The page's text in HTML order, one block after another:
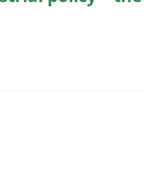
tilgængelig til